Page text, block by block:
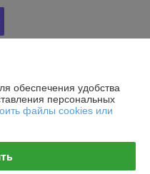
ответственностью
177, помещение 60
обеспечения удобства
персональных
файлы cookies или